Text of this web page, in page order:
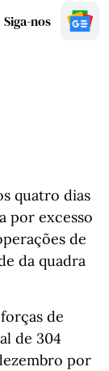
Siga-nos
quatro dias
por excesso
de
da quadra
de
de 304
por